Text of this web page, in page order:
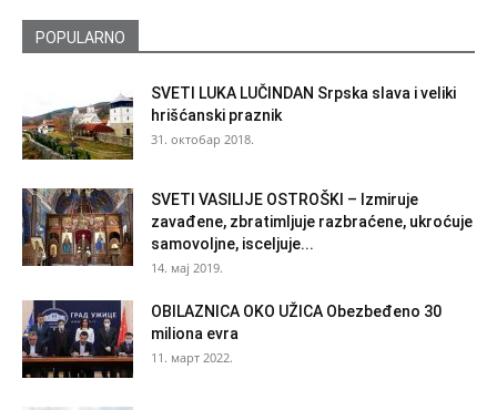
POPULARNO
SVETI LUKA LUČINDAN Srpska slava i veliki
hrišćanski praznik
31. октобар 2018.
SVETI VASILIJE OSTROŠKI – Izmiruje
zavađene, zbratimljuje razbraćene, ukroćuje
samovoljne, isceljuje...
14. мај 2019.
OBILAZNICA OKO UŽICA Obezbeđeno 30
miliona evra
11. март 2022.